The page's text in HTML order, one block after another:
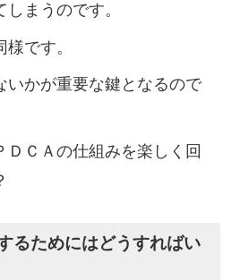
まうのです。
です。
いかが重要な鍵となるので
ＤＣＡの仕組みを楽しく回
るためにはどうすればい